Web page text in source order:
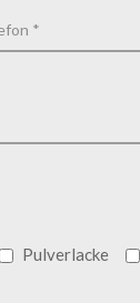
Pulverlacke